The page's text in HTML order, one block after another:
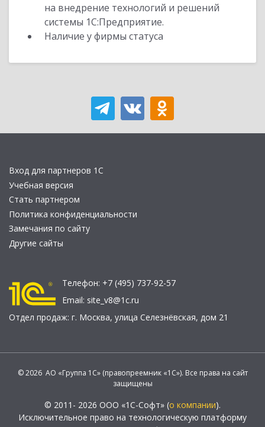
на внедрение технологий и решений
системы 1С:Предприятие.
Наличие у фирмы статуса
Вход для партнеров 1С
Учебная версия
Стать партнером
Политика конфиденциальности
Замечания по сайту
Другие сайты
Телефон: +7 (495) 737-92-57
Email: site_v8@1c.ru
Отдел продаж: г. Москва, улица Селезнёвская, дом 21
© 2026 АО «Группа 1С» (правопреемник «1С»). Все права на сайт
защищены
© 2011- 2026 ООО «1С-Софт» (о компании).
Исключительное право на технологическую платформу